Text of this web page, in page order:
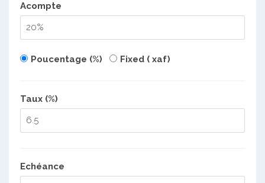
Acompte
Poucentage (%) Fixed ( xaf)
Taux (%)
Echéance